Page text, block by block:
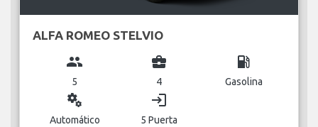
ALFA ROMEO STELVIO
group
5
business_center
4
local_gas_station
Gasolina
miscellaneous_services
Automático
login
5 Puerta